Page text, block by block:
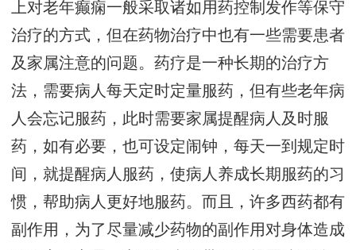
上对老年癫痫一般采取诸如用药控制发作等保守
治疗的方式，但在药物治疗中也有一些需要患者
及家属注意的问题。药疗是一种长期的治疗方
法，需要病人每天定时定量服药，但有些老年病
人会忘记服药，此时需要家属提醒病人及时服
药，如有必要，也可设定闹钟，每天一到规定时
间，就提醒病人服药，使病人养成长期服药的习
惯，帮助病人更好地服药。而且，许多西药都有
副作用，为了尽量减少药物的副作用对身体造成